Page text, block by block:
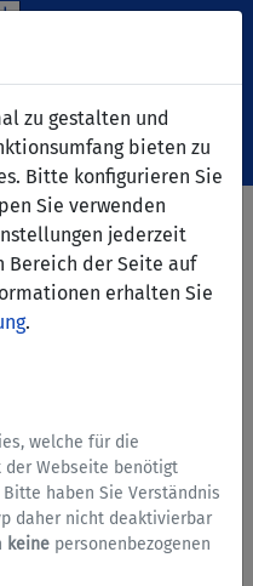
zu gestalten und
bieten zu
Bitte konfigurieren Sie
Sie verwenden
jederzeit
Bereich der Seite auf
erhalten Sie
.
welche für die
Webseite benötigt
haben Sie Verständnis
daher nicht deaktivierbar
keine personenbezogenen
-
einer
oder
online
am Bildschirm
die Sie bitte mit
Stadt Lippstadt